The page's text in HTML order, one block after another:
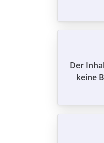
Der
keine